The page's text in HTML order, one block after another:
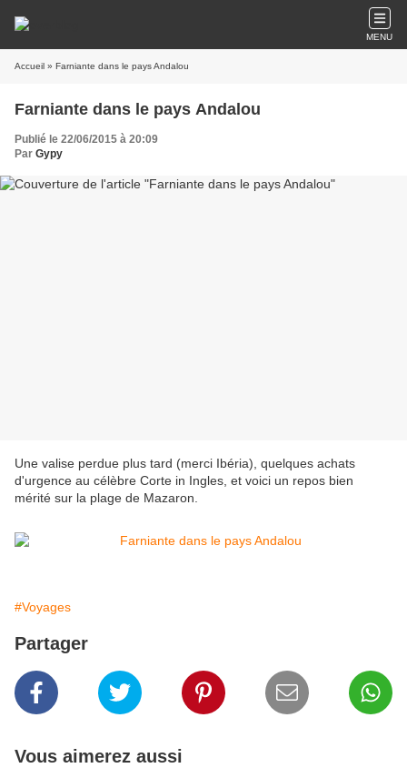
MENU
Accueil » Farniante dans le pays Andalou
Farniante dans le pays Andalou
Publié le 22/06/2015 à 20:09
Par Gypy
Une valise perdue plus tard (merci Ibéria), quelques achats
d'urgence au célèbre Corte in Ingles, et voici un repos bien
mérité sur la plage de Mazaron.
#Voyages
Partager
Vous aimerez aussi